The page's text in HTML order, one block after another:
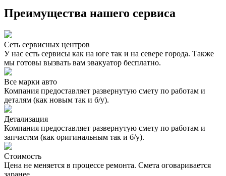
Преимущества нашего сервиса
Сеть сервисных центров
У нас есть сервисы как на юге так и на севере города. Также
мы готовы вызвать вам эвакуатор бесплатно.
Все марки авто
Компания предоставляет развернутую смету по работам и
деталям (как новым так и б/у).
Детализация
Компания предоставляет развернутую смету по работам и
запчастям (как оригинальным так и б/у).
Стоимость
Цена не меняется в процессе ремонта. Смета оговаривается